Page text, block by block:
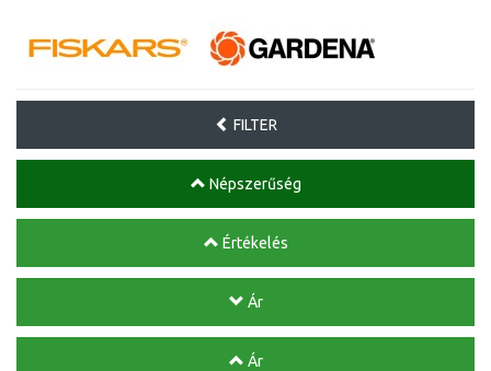
FILTER
Népszerűség
Értékelés
Ár
Ár